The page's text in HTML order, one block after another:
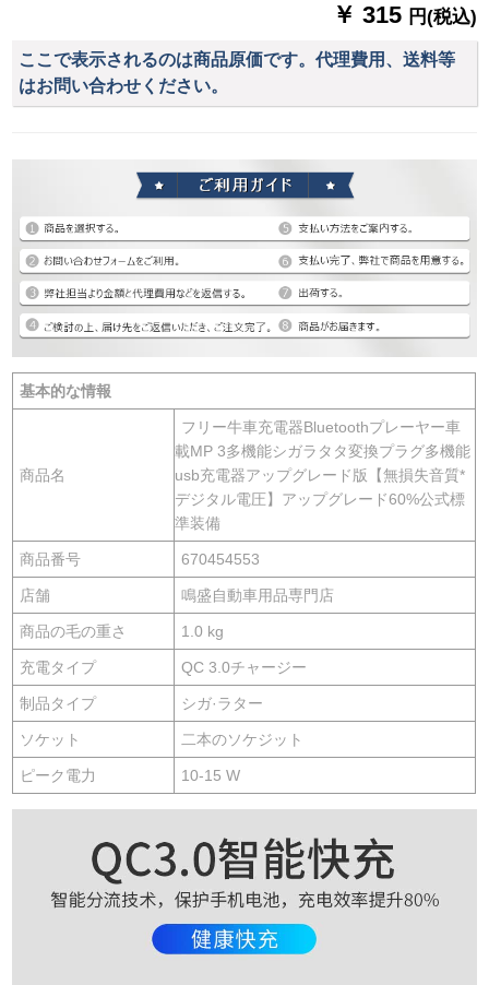
￥ 315 円(税込)
ここで表示されるのは商品原価です。代理費用、送料等
はお問い合わせください。
基本的な情報
商品名
フリー牛車充電器Bluetoothプレーヤー車
載MP 3多機能シガラタタ変換プラグ多機能
usb充電器アップグレード版【無損失音質*
デジタル電圧】アップグレード60%公式標
準装備
商品番号 670454553
店舗 鳴盛自動車用品専門店
商品の毛の重さ 1.0 kg
充電タイプ QC 3.0チャージー
制品タイプ シガ·ラター
ソケット 二本のソケジット
ピーク電力 10-15 W